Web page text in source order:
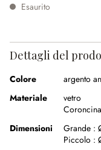
Esaurito
Dettagli del
Colore
argento
Materiale
vetro
Dimensioni
Grande :
Piccolo :